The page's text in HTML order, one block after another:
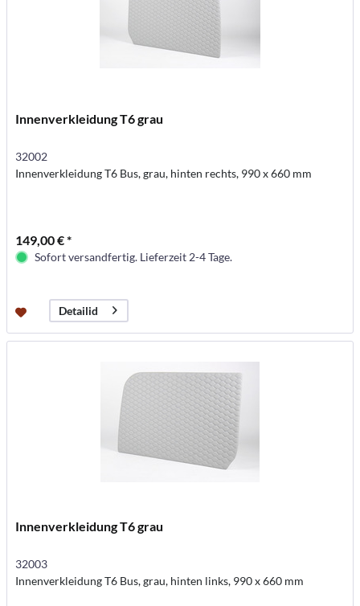
Innenverkleidung T6 grau
32002
Innenverkleidung T6 Bus, grau, hinten rechts, 990 x 660 mm
149,00 € *
Sofort versandfertig. Lieferzeit 2-4 Tage.
Detailid
Innenverkleidung T6 grau
32003
Innenverkleidung T6 Bus, grau, hinten links, 990 x 660 mm